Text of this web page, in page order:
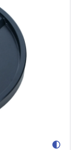
contrast